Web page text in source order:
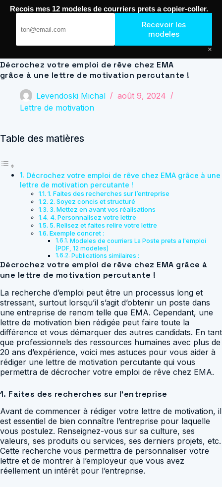
Passer
Décrochez votre emploi de rêve chez EMA
grâce à une lettre de motivation percutante !
Levendoski Michal
août 9, 2024
Lettre de motivation
Table des matières
Décrochez votre emploi de rêve chez EMA grâce à une
lettre de motivation percutante !
1. Faites des recherches sur l’entreprise
2. Soyez concis et structuré
3. Mettez en avant vos réalisations
4. Personnalisez votre lettre
5. Relisez et faites relire votre lettre
Exemple concret :
Modeles de courriers La Poste prets a l'emploi
(PDF, 12 modeles)
Publications similaires :
Décrochez votre emploi de rêve chez EMA grâce à
une lettre de motivation percutante !
La recherche d’emploi peut être un processus long et
stressant, surtout lorsqu’il s’agit d’obtenir un poste dans
une entreprise de renom telle que EMA. Cependant, une
lettre de motivation bien rédigée peut faire toute la
différence et vous démarquer des autres candidats. En tant
que professionnels des ressources humaines avec plus de
20 ans d’expérience, voici mes astuces pour vous aider à
rédiger une lettre de motivation percutante qui vous
permettra de décrocher votre emploi de rêve chez EMA.
1. Faites des recherches sur l’entreprise
Avant de commencer à rédiger votre lettre de motivation, il
est essentiel de bien connaître l’entreprise pour laquelle
vous postulez. Renseignez-vous sur sa culture, ses
valeurs, ses produits ou services, ses derniers projets, etc.
Cette recherche vous permettra de personnaliser votre
lettre et de montrer à l’employeur que vous avez
réellement un intérêt pour l’entreprise.
Recois mes 12 modeles de courriers prets a copier-coller.
Recevoir les
modeles
×